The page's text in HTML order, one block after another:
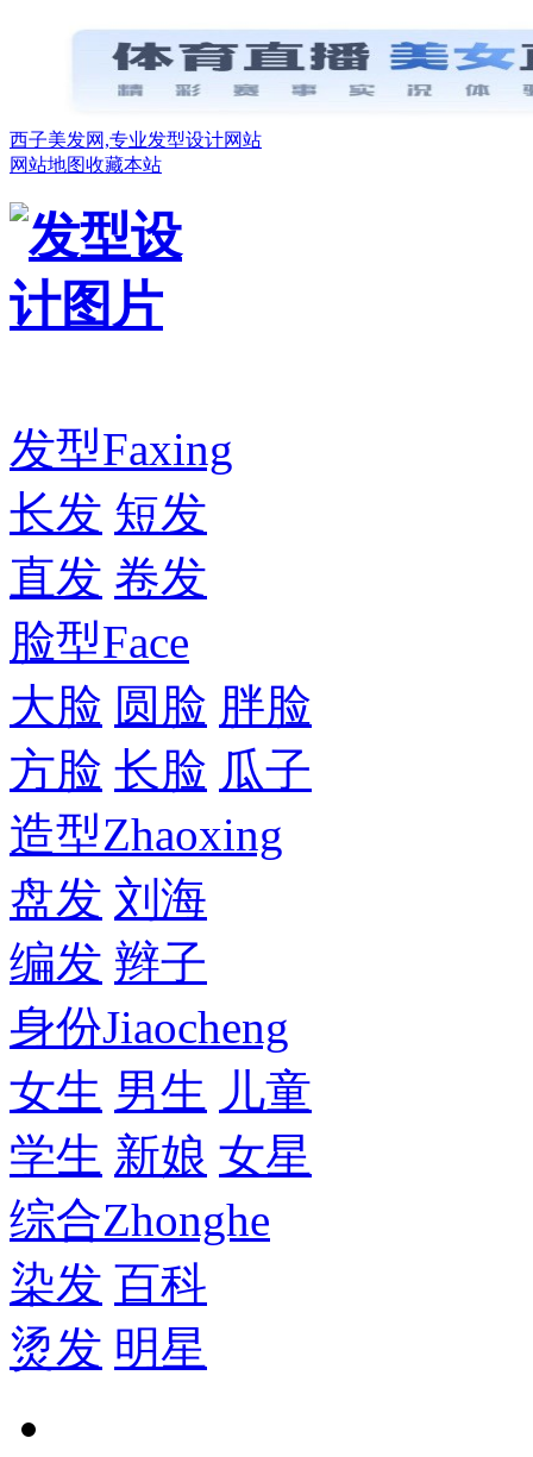
西子美发网,专业发型设计网站
网站地图收藏本站
发型Faxing
长发 短发
直发 卷发
脸型Face
大脸 圆脸 胖脸
方脸 长脸 瓜子
造型Zhaoxing
盘发 刘海
编发 辫子
身份Jiaocheng
女生 男生 儿童
学生 新娘 女星
综合Zhonghe
染发 百科
烫发 明星